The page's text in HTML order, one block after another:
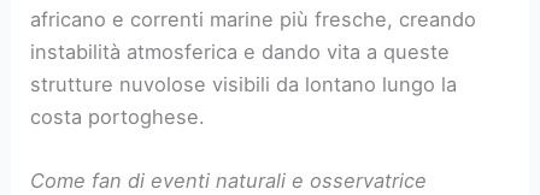
africano e correnti marine più fresche, creando
instabilità atmosferica e dando vita a queste
strutture nuvolose visibili da lontano lungo la
costa portoghese.
Come fan di eventi naturali e osservatrice